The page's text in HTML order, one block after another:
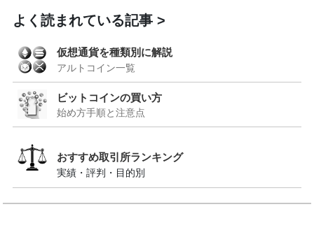
よく読まれている記事
仮想通貨を種類別に解説
アルトコイン一覧
ビットコインの買い方
始め方手順と注意点
おすすめ取引所ランキング
実績・評判・目的別